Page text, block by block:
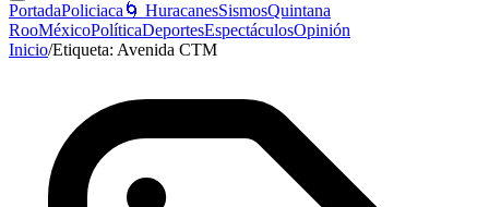
PortadaPoliciaca 🌀 HuracanesSismosQuintana
RooMéxicoPolíticaDeportesEspectáculosOpinión
Inicio/Etiqueta: Avenida CTM